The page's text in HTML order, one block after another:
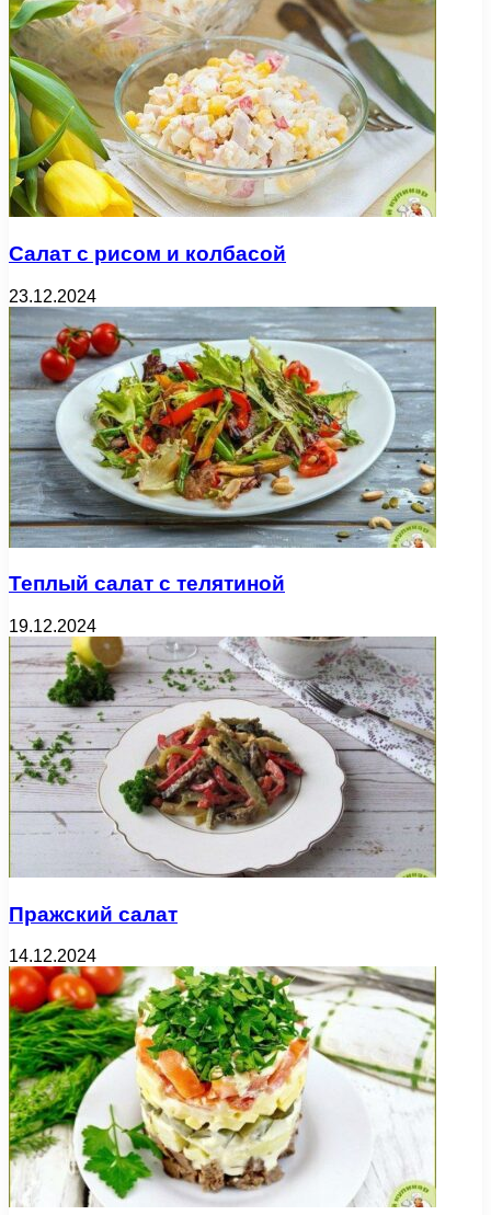
Салат с рисом и колбасой
23.12.2024
Теплый салат с телятиной
19.12.2024
Пражский салат
14.12.2024